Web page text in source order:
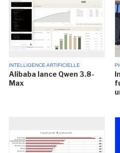
INTELLIGENCE ARTIFICIELLE
Alibaba lance Qwen 3.8-
Max